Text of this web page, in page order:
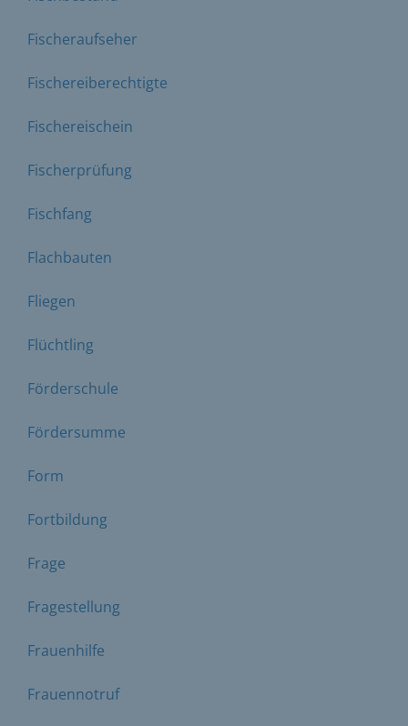
Fischeraufseher
Fischereiberechtigte
Fischereischein
Fischerprüfung
Fischfang
Flachbauten
Fliegen
Flüchtling
Förderschule
Fördersumme
Form
Fortbildung
Frage
Fragestellung
Frauenhilfe
Frauennotruf